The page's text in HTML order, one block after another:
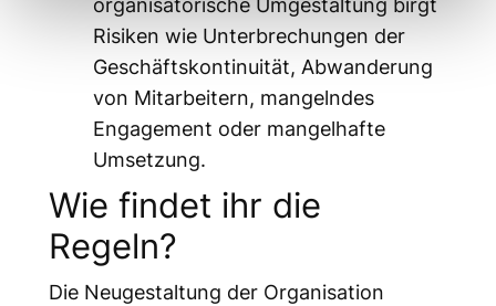
organisatorische Umgestaltung birgt
Risiken wie Unterbrechungen der
Geschäftskontinuität, Abwanderung
von Mitarbeitern, mangelndes
Engagement oder mangelhafte
Umsetzung.
Wie findet ihr die
Regeln?
Die Neugestaltung der Organisation